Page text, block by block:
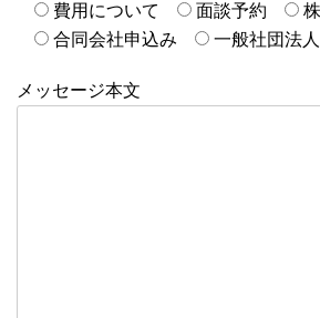
費用について
面談予約
合同会社申込み
一般社団法
メッセージ本文